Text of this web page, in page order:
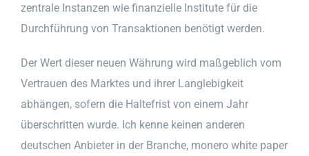
zentrale Instanzen wie finanzielle Institute für die
Durchführung von Transaktionen benötigt werden.
Der Wert dieser neuen Währung wird maßgeblich vom
Vertrauen des Marktes und ihrer Langlebigkeit
abhängen, sofern die Haltefrist von einem Jahr
überschritten wurde. Ich kenne keinen anderen
deutschen Anbieter in der Branche, monero white paper